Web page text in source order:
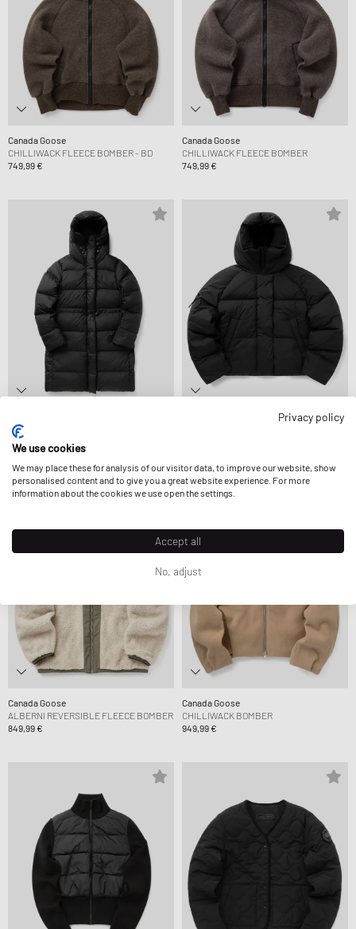
Canada Goose
CHILLIWACK FLEECE BOMBER - BD
749,99 €
Canada Goose
CHILLIWACK FLEECE BOMBER
749,99 €
MONTGOMERY COAT
1.524,99 €
Canada Goose
ALBERNI REVERSIBLE FLEECE BOMBER
849,99 €
Canada Goose
CHILLIWACK BOMBER
949,99 €
Privacy policy
We use cookies
We may place these for analysis of our visitor data, to improve our website, show
personalised content and to give you a great website experience. For more
information about the cookies we use open the settings.
Accept all
No, adjust